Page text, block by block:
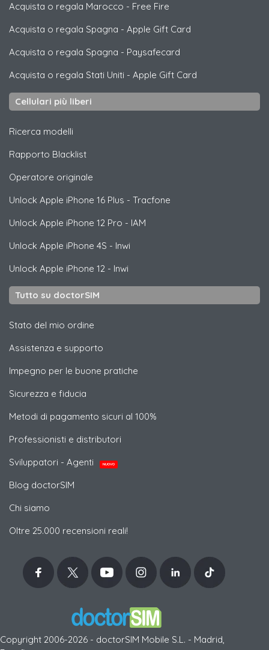
Acquista o regala Marocco - Free Fire
Acquista o regala Spagna - Apple Gift Card
Acquista o regala Spagna - Paysafecard
Acquista o regala Stati Uniti - Apple Gift Card
Cellulari più liberi
Ricerca modelli
Rapporto Blacklist
Operatore originale
Unlock Apple iPhone 16 Plus - Tracfone
Unlock Apple iPhone 12 Pro - IAM
Unlock Apple iPhone 4S - Inwi
Unlock Apple iPhone 12 - Inwi
Tutto su doctorSIM
Stato del mio ordine
Assistenza e supporto
Impegno per le buone pratiche
Sicurezza e fiducia
Metodi di pagamento sicuri al 100%
Professionisti e distributori
Sviluppatori - Agenti
NUOVO
Blog doctorSIM
Chi siamo
Oltre 25.000 recensioni reali!
Copyright 2006-2026 - doctorSIM Mobile S.L. - Madrid,